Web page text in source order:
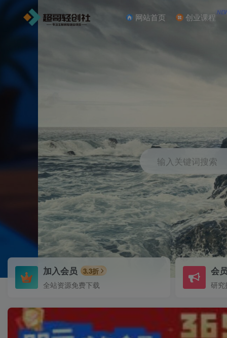
网站首页 创业课程
输入关键词搜索
加入会员 3.3折
全站资源免费下载
会
研究